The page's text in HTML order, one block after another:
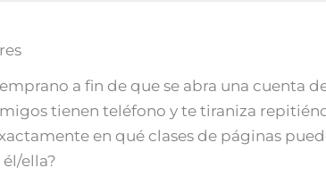
a fin de que se abra una cuenta
tienen teléfono y te tiraniza
en qué clases de páginas
ella?